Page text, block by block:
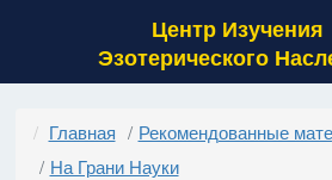
Центр Изучения
Эзотерического
Главная
Рекомендованные
На Грани Науки